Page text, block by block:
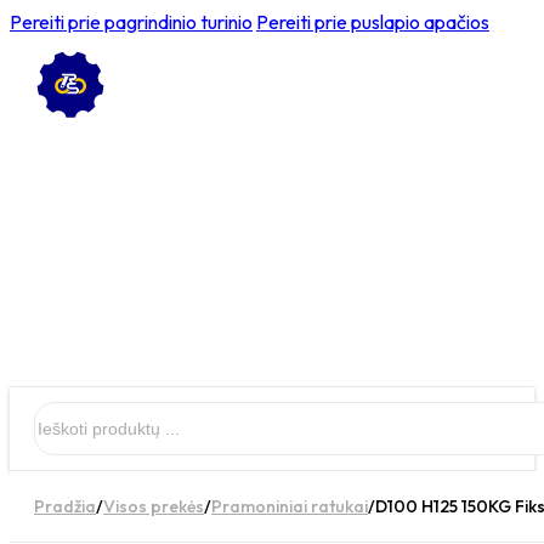
Pereiti prie pagrindinio turinio Pereiti prie puslapio apačios
Pradžia/Visos prekės/Pramoniniai ratukai/D100 H125 150KG